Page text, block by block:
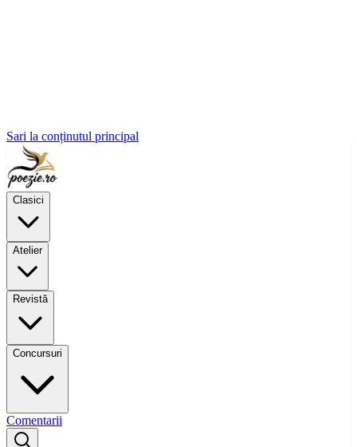
Sari la conținutul principal
Clasici
Atelier
Revistă
Concursuri
Comentarii